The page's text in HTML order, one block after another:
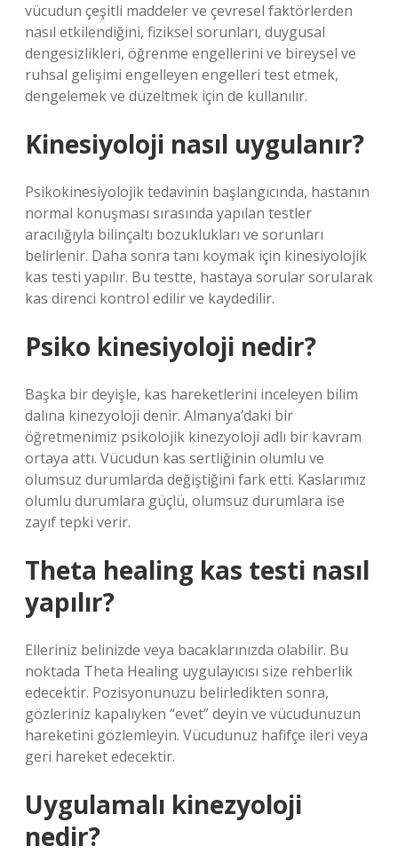
vücudun çeşitli maddeler ve çevresel faktörlerden
nasıl etkilendiğini, fiziksel sorunları, duygusal
dengesizlikleri, öğrenme engellerini ve bireysel ve
ruhsal gelişimi engelleyen engelleri test etmek,
dengelemek ve düzeltmek için de kullanılır.
Kinesiyoloji nasıl uygulanır?
Psikokinesiyolojik tedavinin başlangıcında, hastanın
normal konuşması sırasında yapılan testler
aracılığıyla bilinçaltı bozuklukları ve sorunları
belirlenir. Daha sonra tanı koymak için kinesiyolojik
kas testi yapılır. Bu testte, hastaya sorular sorularak
kas direnci kontrol edilir ve kaydedilir.
Psiko kinesiyoloji nedir?
Başka bir deyişle, kas hareketlerini inceleyen bilim
dalına kinezyoloji denir. Almanya’daki bir
öğretmenimiz psikolojik kinezyoloji adlı bir kavram
ortaya attı. Vücudun kas sertliğinin olumlu ve
olumsuz durumlarda değiştiğini fark etti. Kaslarımız
olumlu durumlara güçlü, olumsuz durumlara ise
zayıf tepki verir.
Theta healing kas testi nasıl
yapılır?
Elleriniz belinizde veya bacaklarınızda olabilir. Bu
noktada Theta Healing uygulayıcısı size rehberlik
edecektir. Pozisyonunuzu belirledikten sonra,
gözleriniz kapalıyken “evet” deyin ve vücudunuzun
hareketini gözlemleyin. Vücudunuz hafifçe ileri veya
geri hareket edecektir.
Uygulamalı kinezyoloji
nedir?